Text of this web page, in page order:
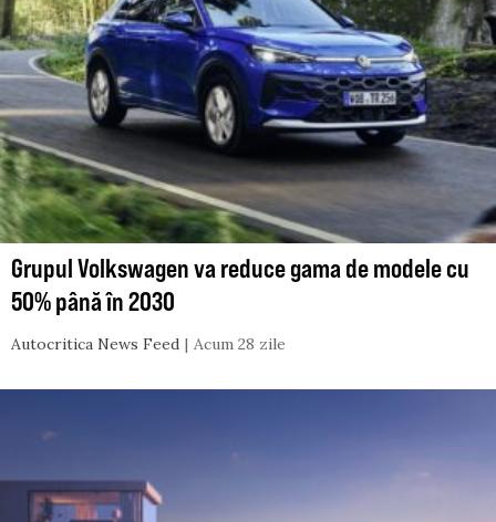
Grupul Volkswagen va reduce gama de modele cu
50% până în 2030
Autocritica News Feed Acum 28 zile